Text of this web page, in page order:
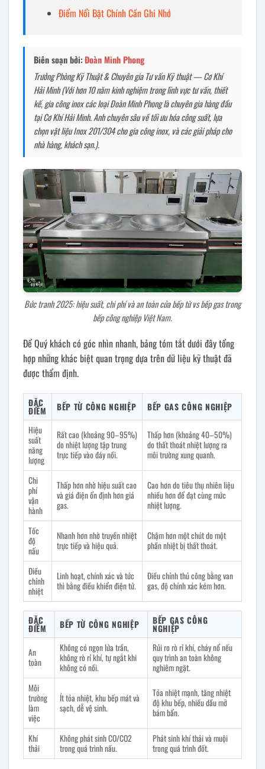
Điểm Nổi Bật Chính Cần Ghi Nhớ
Biên soạn bởi:Đoàn Minh Phong
Trưởng Phòng Kỹ Thuật & Chuyên gia Tư vấn Kỹ thuật — Cơ Khí
Hải Minh (Với hơn 10 năm kinh nghiệm trong lĩnh vực tư vấn, thiết
kế, gia công inox các loại Đoàn Minh Phong là chuyên gia hàng đầu
tại Cơ Khí Hải Minh. Anh chuyên sâu về tối ưu hóa công suất, lựa
chọn vật liệu Inox 201/304 cho gia công inox, và các giải pháp cho
nhà hàng, khách sạn.).
Bức tranh 2025: hiệu suất, chi phí và an toàn của bếp từ vs bếp gas trong
bếp công nghiệp Việt Nam.
Để Quý khách có góc nhìn nhanh, bảng tóm tắt dưới đây tổng
hợp những khác biệt quan trọng dựa trên dữ liệu kỹ thuật đã
được thẩm định.
ĐẶC
ĐIỂM BẾP TỪ CÔNG NGHIỆP
BẾP GAS CÔNG NGHIỆP
Hiệu
suất
năng
lượng
Rất cao (khoảng 90–95%)
do nhiệt lượng tập trung
trực tiếp vào đáy nồi.
Thấp hơn (khoảng 40–50%)
do thất thoát nhiệt lượng ra
môi trường xung quanh.
Chi
phí
vận
hành
Thấp hơn nhờ hiệu suất cao
và giá điện ổn định hơn giá
gas.
Cao hơn do tiêu thụ nhiên liệu
nhiều hơn để đạt cùng mức
nhiệt lượng.
Tốc
độ
nấu
Nhanh hơn nhờ truyền nhiệt
trực tiếp và hiệu quả.
Chậm hơn một chút do một
phần nhiệt bị thất thoát.
Điều
chỉnh
nhiệt
Linh hoạt, chính xác và tức
thì bằng điều khiển điện tử.
Điều chỉnh thủ công bằng van
gas, độ chính xác kém hơn.
ĐẶC
ĐIỂM BẾP TỪ CÔNG NGHIỆP BẾP GAS CÔNG
NGHIỆP
An
toàn
Không có ngọn lửa trần,
không rò rỉ khí, tự ngắt khi
không có nồi.
Rủi ro rò rỉ khí, cháy nổ nếu
quy trình an toàn không
nghiêm ngặt.
Môi
trường
làm
việc
Ít tỏa nhiệt, khu bếp mát và
sạch, dễ vệ sinh.
Tỏa nhiệt mạnh, tăng nhiệt
độ khu bếp, nhiều dầu mỡ
bám bẩn.
Khí
thải
Không phát sinh CO/CO2
trong quá trình nấu.
Phát sinh khí thải và muội
trong quá trình đốt.